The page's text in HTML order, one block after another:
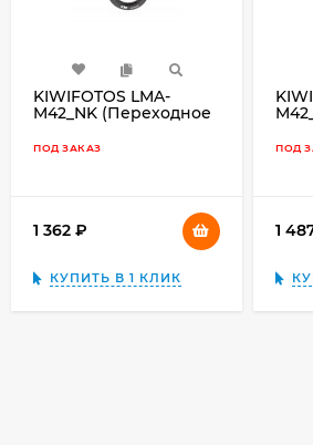
KIWIFOTOS LMA-
M42_NK (Переходное
объективы на байонет
ПОД ЗАКАЗ
1 362
КУПИТЬ В 1 КЛИК
для
ПОД
1